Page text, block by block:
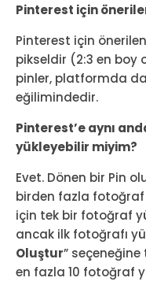
Pinterest için
Pinterest için
pikseldir (2:3 en boy
pinler, platformda
eğilimindedir.
Pinterest’e aynı
yükleyebilir miyim?
Evet. Dönen bir Pin
birden fazla fotoğraf
için tek bir fotoğraf
ancak ilk fotoğrafı
Oluştur” seçeneğine
en fazla 10 fotoğraf